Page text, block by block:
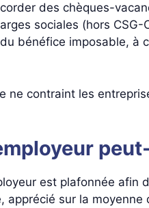
des chèques-
sociales (hors
bénéfice imposable, à
ne contraint les
est plafonnée afin
apprécié sur la